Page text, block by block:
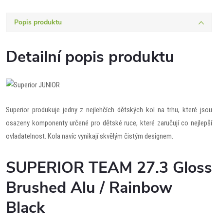
Popis produktu
Detailní popis produktu
Superior produkuje jedny z nejlehčích dětských kol na trhu, které jsou
osazeny komponenty určené pro dětské ruce, které zaručují co nejlepší
ovladatelnost. Kola navíc vynikají skvělým čistým designem.
SUPERIOR TEAM 27.3 Gloss
Brushed Alu / Rainbow
Black